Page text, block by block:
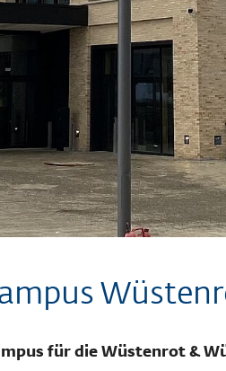
für die Wüstenrot &